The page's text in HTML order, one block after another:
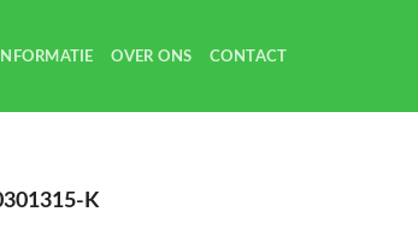
INFORMATIE OVER ONS CONTACT
K